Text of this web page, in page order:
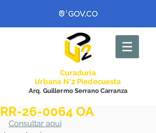
Curaduría
Urbana N°2 Piedecuesta
Arq. Guillermo Serrano Carranza
RR-26-0064 OA
Consultar aquí